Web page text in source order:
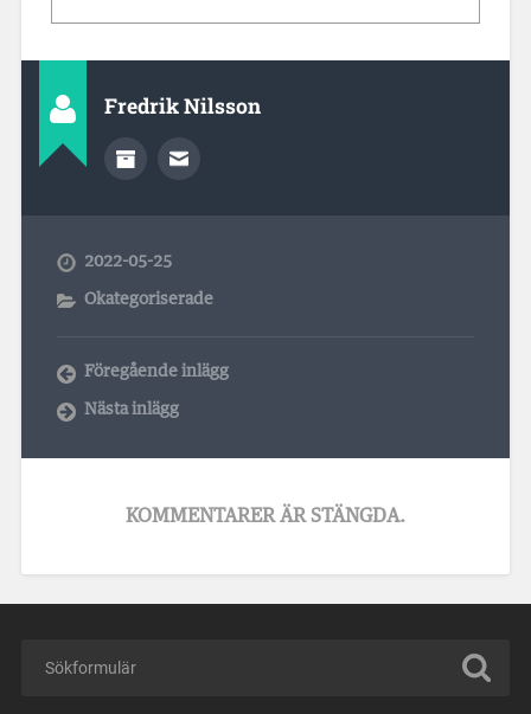
Fredrik Nilsson
2022-05-25
Okategoriserade
Föregående inlägg
Nästa inlägg
KOMMENTARER ÄR STÄNGDA.